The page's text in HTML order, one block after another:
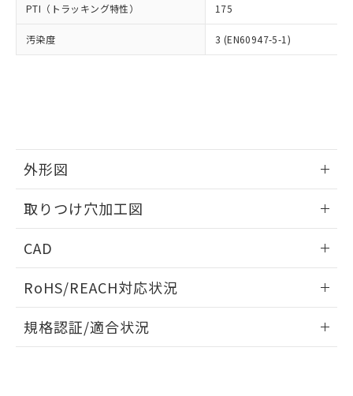
PTI（トラッキング特性） 175
汚染度 3 (EN60947-5-1)
外形図
取りつけ穴加工図
CAD
ドすることができます。
ログイン/会員登録
RoHS/REACH対応状況
EU RoHS 注意事項・凡例
規格認証/適合状況
※当社の共同利用者とは、"個人情報
の「1.共同利
用者の範囲」に記載されている法人を
EU RoHS指令（10物質）の非含有証明書
51物質の非含有証明書（当社基準）
※本証明書は発行日時点で非含有を証明す
るもので、過去に遡って非含有を証明する
していることから、特段のことがない限
り、2022年1月12日より割愛しておりま
す。